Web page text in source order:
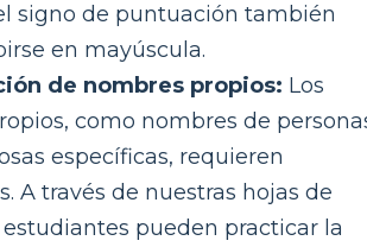
signo de puntuación también
en mayúscula.
de nombres propios: Los
como nombres de
específicas, requieren
A través de nuestras hojas de
pueden practicar la